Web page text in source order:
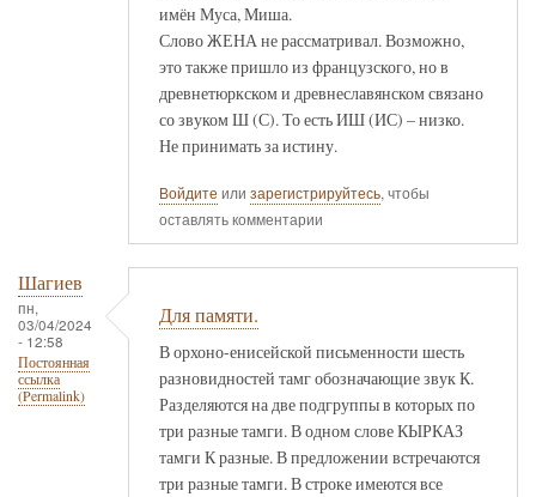
имён Муса, Миша.
Слово ЖЕНА не рассматривал. Возможно,
это также пришло из французского, но в
древнетюркском и древнеславянском связано
со звуком Ш (С). То есть ИШ (ИС) – низко.
Не принимать за истину.
Войдите или зарегистрируйтесь, чтобы
оставлять комментарии
Шагиев
пн,
03/04/2024
- 12:58
Постоянная
ссылка
(Permalink)
Для памяти.
В орхоно-енисейской письменности шесть
разновидностей тамг обозначающие звук К.
Разделяются на две подгруппы в которых по
три разные тамги. В одном слове КЫРКАЗ
тамги К разные. В предложении встречаются
три разные тамги. В строке имеются все